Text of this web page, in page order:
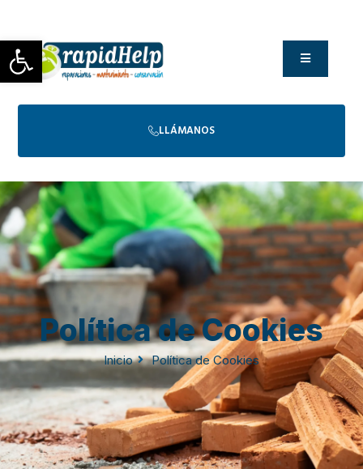
Abrir barra de herramientas
LLÁMANOS
Política de Cookies
Inicio Política de Cookies